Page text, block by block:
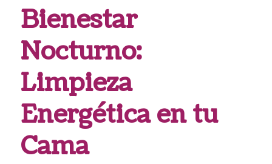
Bienestar
Nocturno:
Limpieza
Energética en tu
Cama